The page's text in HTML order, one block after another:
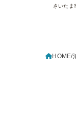
さいたま
HOME